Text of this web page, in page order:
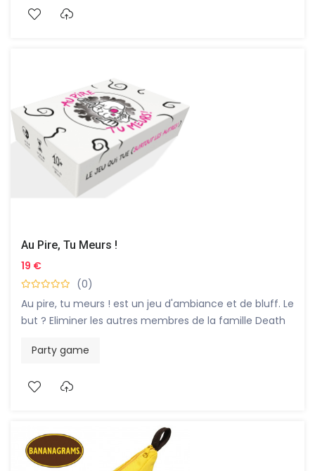
Au Pire, Tu Meurs !
19 €
(0)
Au pire, tu meurs ! est un jeu d'ambiance et de bluff. Le
but ? Eliminer les autres membres de la famille Death
dernier en vie.
Party game